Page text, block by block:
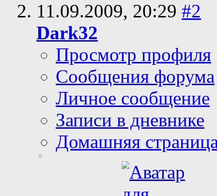
11.09.2009, 20:29 #2
Dark32
Просмотр профиля
Сообщения форума
Личное сообщение
Записи в дневнике
Домашняя